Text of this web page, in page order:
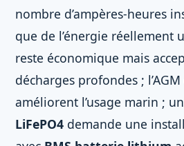
nombre d’ampères-heures
que de l’énergie réellement
reste économique mais
décharges profondes ;
améliorent l’usage marin ;
LiFePO4 demande une